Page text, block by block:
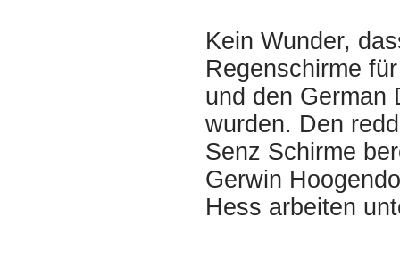
Kein Wunder,
Regenschirme
und den German
wurden. Den
Senz Schirme
Gerwin
Hess arbeiten